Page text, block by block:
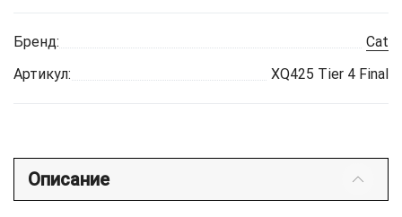
Бренд:
Cat
Артикул:
XQ425 Tier 4 Final
Описание